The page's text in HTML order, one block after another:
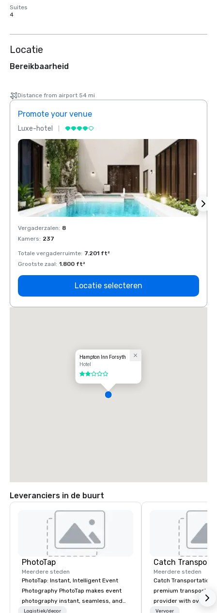
Suites
4
Locatie
Bereikbaarheid
Distance from airport 54 mi
Promote your venue
Luxe-hotel
Vergaderzalen: 8
Kamers: 237
Totale vergaderruimte: 7.201 ft²
Grootste zaal: 1.800 ft²
Locatie selecteren
Hampton Inn Forsyth
Hotel
2 van 5
Leveranciers in de buurt
PhotoTap
Meerdere steden
PhotoTap: Instant, Intelligent Event
Photography PhotoTap makes event
photography instant, seamless, and
smart. We deliver photos to attendees
Logistiek/decor
Meerdere steden
Catch Transportation
premium
provider with over 20
experience. We offer
Vervoer